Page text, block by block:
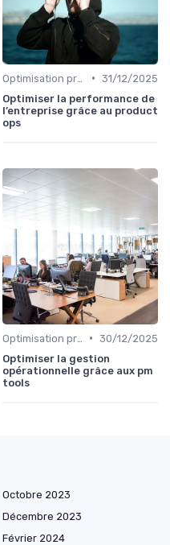
• 31/12/2025
Optimiser la performance de
l’entreprise grâce au product
ops
• 30/12/2025
Optimiser la gestion
opérationnelle grâce aux pm
tools
Octobre 2023
Décembre 2023
Février 2024